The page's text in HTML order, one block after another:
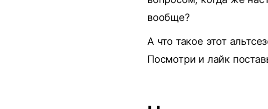
вообще?
А что такое этот
Посмотри и лайк